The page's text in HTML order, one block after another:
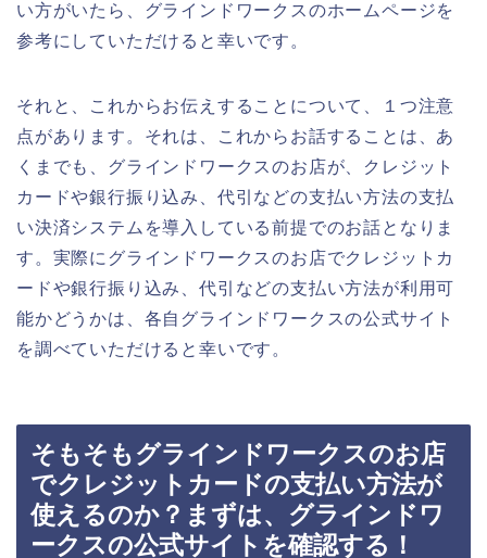
い方がいたら、グラインドワークスのホームページを
参考にしていただけると幸いです。
それと、これからお伝えすることについて、１つ注意
点があります。それは、これからお話することは、あ
くまでも、グラインドワークスのお店が、クレジット
カードや銀行振り込み、代引などの支払い方法の支払
い決済システムを導入している前提でのお話となりま
す。実際にグラインドワークスのお店でクレジットカ
ードや銀行振り込み、代引などの支払い方法が利用可
能かどうかは、各自グラインドワークスの公式サイト
を調べていただけると幸いです。
そもそもグラインドワークスのお店
でクレジットカードの支払い方法が
使えるのか？まずは、グラインドワ
ークスの公式サイトを確認する！